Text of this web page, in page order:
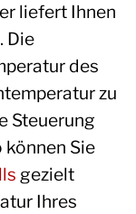
liefert Ihnen
Die
des
zu
Steuerung
können Sie
gezielt
Ihres